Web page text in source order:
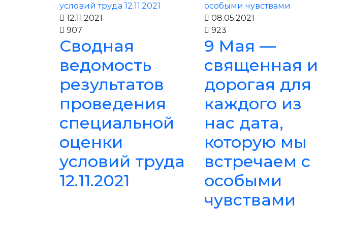
12.11.2021
907
Сводная
ведомость
результатов
проведения
специальной
оценки
условий труда
12.11.2021
08.05.2021
923
9 Мая —
священная и
дорогая для
каждого из
нас дата,
которую мы
встречаем с
особыми
чувствами